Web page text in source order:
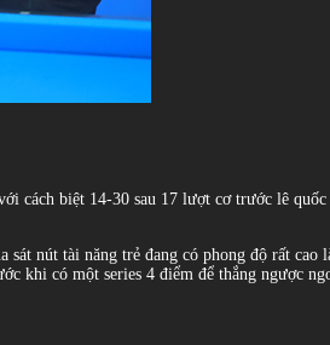
cách biệt 14-30 sau 17 lượt cơ trước lê
nút tài năng trẻ đang có phong độ rất
khi có một series 4 điểm để thắng ngược